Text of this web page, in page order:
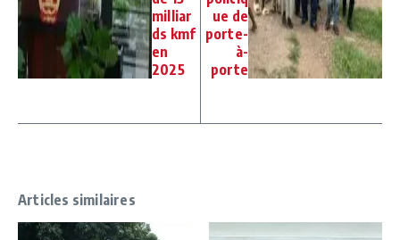
milliar
ds kmf
en
2025
ue de
porte-
à-
porte
Articles similaires